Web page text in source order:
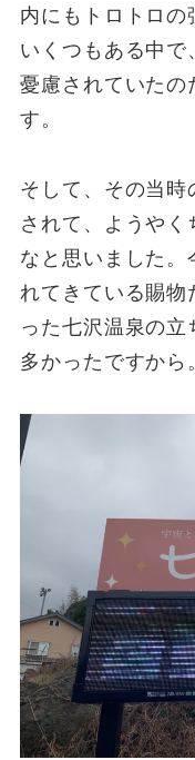
内にもトロトロ
いくつもある中
憂慮されていたの
す。
そして、その当
されて、ようや
なと思いました。
れてきている賜物
った七沢温泉の
多かったですから。